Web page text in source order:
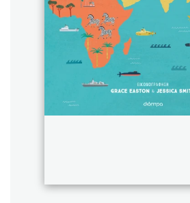
Sebastian Fitzek
Playlist
Στέφανος Ξενάκης